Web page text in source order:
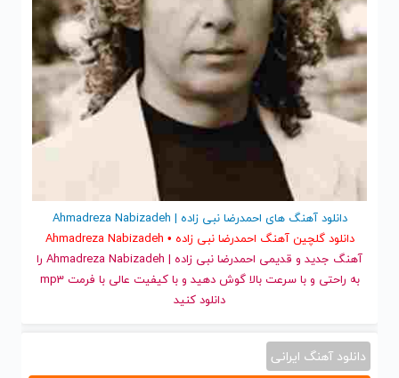
دانلود آهنگ های احمدرضا نبی زاده | Ahmadreza Nabizadeh
دانلود گلچین آهنگ احمدرضا نبی زاده • Ahmadreza Nabizadeh
آهنگ جدید
و قدیمی احمدرضا نبی زاده | Ahmadreza Nabizadeh را
به راحتی و با سرعت بالا گوش دهید و با کیفیت عالی با فرمت mp3
دانلود کنید
دانلود آهنگ ایرانی